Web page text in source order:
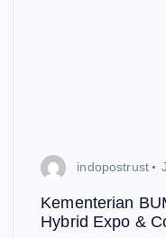
indopostrust
Kementerian
Hybrid Expo &